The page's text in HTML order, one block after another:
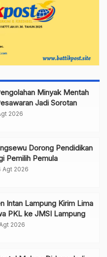
Minyak Mentah
Jadi Sorotan
2026
Dorong Pendidikan
Pemilih Pemula
Agt 2026
Intan Lampung Kirim Lima
PKL ke JMSI Lampung
2026